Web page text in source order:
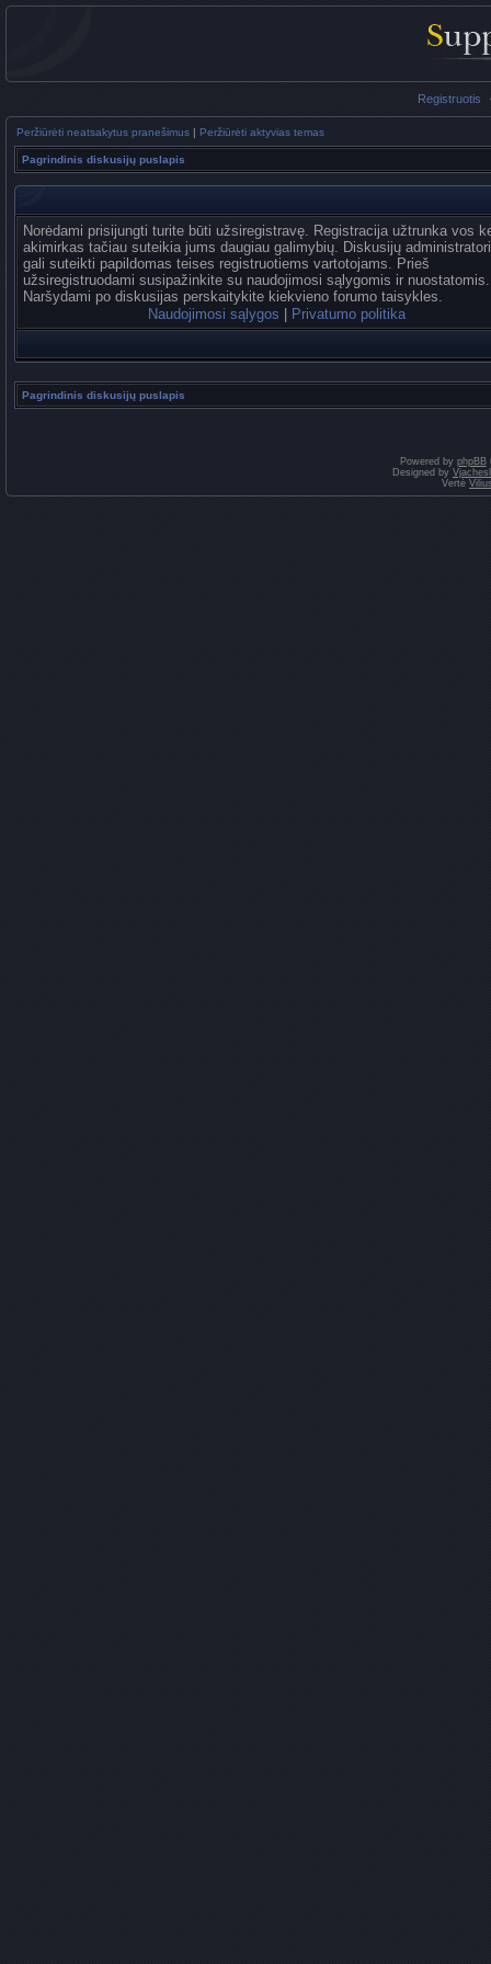
Registruotis
Peržiūrėti neatsakytus pranešimus | Peržiūrėti aktyvias temas
Pagrindinis diskusijų puslapis
Norėdami prisijungti turite būti užsiregistravę. Registracija užtrunka vos
akimirkas tačiau suteikia jums daugiau galimybių. Diskusijų
gali suteikti papildomas teises registruotiems vartotojams. Prieš
užsiregistruodami susipažinkite su naudojimosi sąlygomis ir nuostatomis.
Naršydami po diskusijas perskaitykite kiekvieno forumo taisykles.
Naudojimosi sąlygos
Privatumo politika
Pagrindinis diskusijų puslapis
Powered by phpBB
Designed by
Vertė